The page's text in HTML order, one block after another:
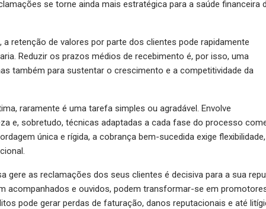
se torne ainda mais estratégica para a saúde financeira
a retenção de valores por parte dos clientes pode rapidamente
Reduzir os prazos médios de recebimento é, por isso, uma
também para sustentar o crescimento e a competitividade da
raramente é uma tarefa simples ou agradável. Envolve
e, sobretudo, técnicas adaptadas a cada fase do processo
única e rígida, a cobrança bem-sucedida exige flexibilidade,
as reclamações dos seus clientes é decisiva para a sua
acompanhados e ouvidos, podem transformar-se em
pode gerar perdas de faturação, danos reputacionais e até